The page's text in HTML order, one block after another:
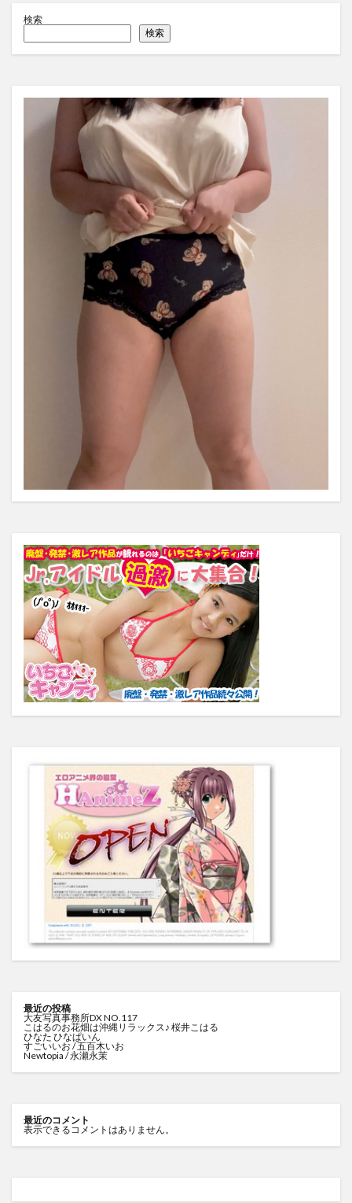
検索
検索
最近の投稿
大友写真事務所DX NO.117
こはるのお花畑は沖縄リラックス♪ 桜井こはる
ひなた ひなぱいん
すごいいお / 五百木いお
Newtopia / 永瀬永茉
最近のコメント
表示できるコメントはありません。